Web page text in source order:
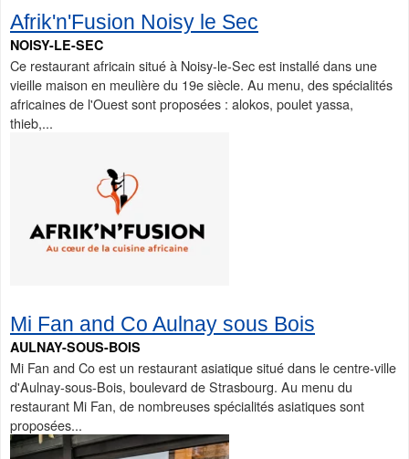
Afrik'n'Fusion Noisy le Sec
NOISY-LE-SEC
Ce restaurant africain situé à Noisy-le-Sec est installé dans une
vieille maison en meulière du 19e siècle. Au menu, des spécialités
africaines de l'Ouest sont proposées : alokos, poulet yassa,
thieb,...
Mi Fan and Co Aulnay sous Bois
AULNAY-SOUS-BOIS
Mi Fan and Co est un restaurant asiatique situé dans le centre-ville
d'Aulnay-sous-Bois, boulevard de Strasbourg. Au menu du
restaurant Mi Fan, de nombreuses spécialités asiatiques sont
proposées...